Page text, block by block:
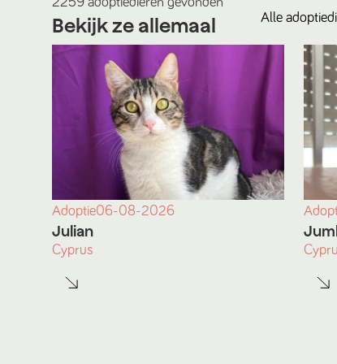
Bekijk ze allemaal Alle
Adoptie06-08-2026
Julian
Cyprus